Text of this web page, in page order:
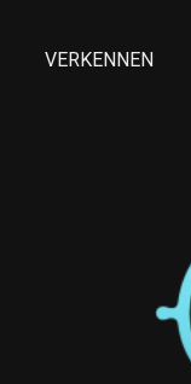
VERKENNEN